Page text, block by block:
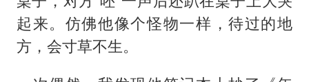
起来。仿佛他像个怪物一样，待过的地
方，会寸草不生。